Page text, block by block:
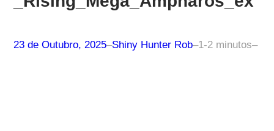
23 de Outubro, 2025–Shiny Hunter Rob–1-2 minutos–